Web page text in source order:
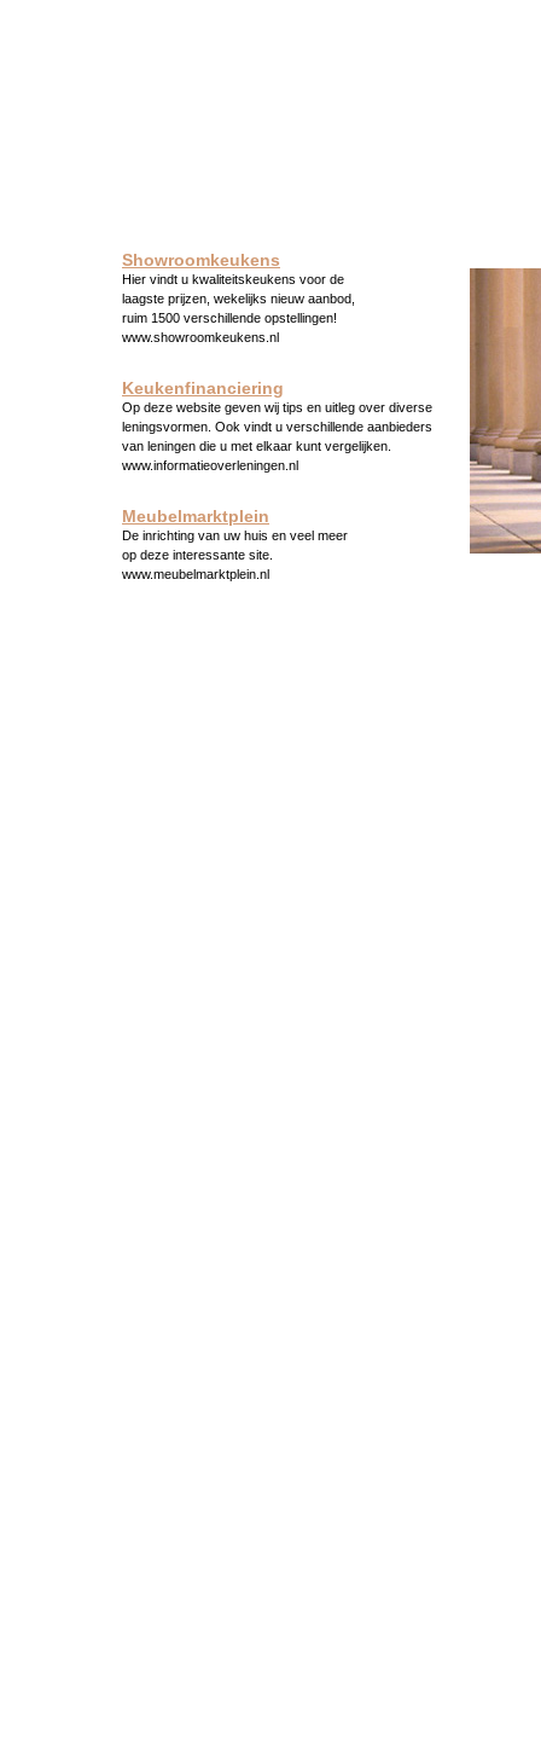
Showroomkeukens
Hier vindt u kwaliteitskeukens voor de
laagste prijzen, wekelijks nieuw aanbod,
ruim 1500 verschillende opstellingen!
www.showroomkeukens.nl
Keukenfinanciering
Op deze website geven wij tips en uitleg over diverse
leningsvormen. Ook vindt u verschillende aanbieders
van leningen die u met elkaar kunt vergelijken.
www.informatieoverleningen.nl
Meubelmarktplein
De inrichting van uw huis en veel meer
op deze interessante site.
www.meubelmarktplein.nl